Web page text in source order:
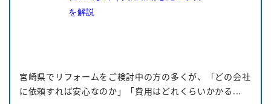
宮崎県でリフォームをご検討中の方の多くが、「どの会社
に依頼すれば安心なのか」「費用はどれくらいかかる...